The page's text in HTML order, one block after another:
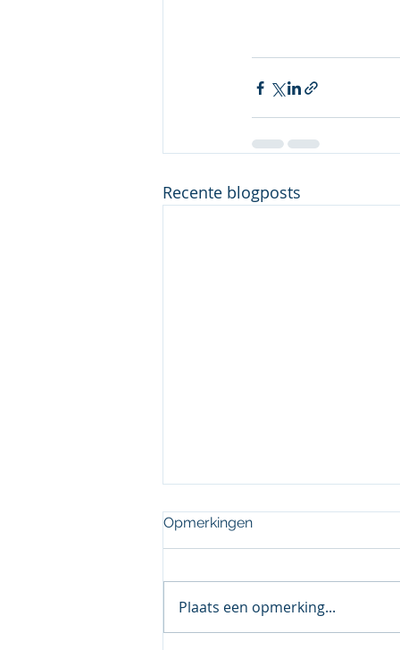
Recente blogposts
Opmerkingen
Plaats een opmerking...